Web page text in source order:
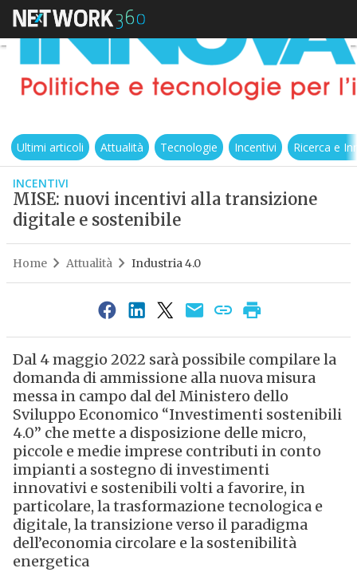
Ultimi articoli Attualità Tecnologie Incentivi Ricerca e
INCENTIVI
MISE: nuovi incentivi alla transizione
digitale e sostenibile
Home Attualità Industria 4.0
Dal 4 maggio 2022 sarà possibile compilare la
domanda di ammissione alla nuova misura
messa in campo dal del Ministero dello
Sviluppo Economico “Investimenti sostenibili
4.0” che mette a disposizione delle micro,
piccole e medie imprese contributi in conto
impianti a sostegno di investimenti
innovativi e sostenibili volti a favorire, in
particolare, la trasformazione tecnologica e
digitale, la transizione verso il paradigma
dell’economia circolare e la sostenibilità
energetica